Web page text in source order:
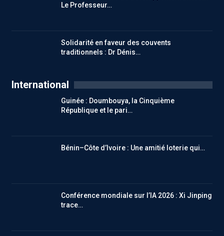
Le Professeur…
Solidarité en faveur des couvents
traditionnels : Dr Dénis…
International
Guinée : Doumbouya, la Cinquième
République et le pari…
Bénin–Côte d’Ivoire : Une amitié loterie qui…
Conférence mondiale sur l’IA 2026 : Xi Jinping
trace…